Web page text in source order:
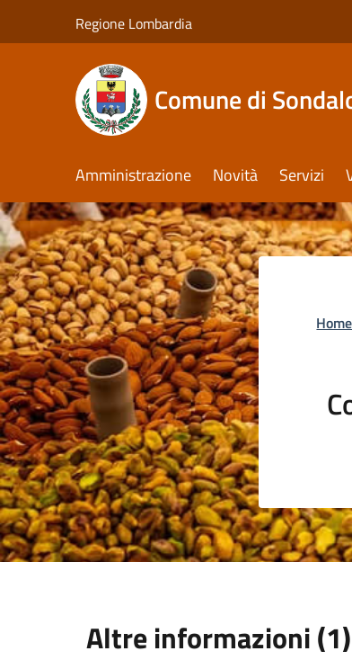
Regione Lombardia
Comune di
Amministrazione Novità Servizi
Home
Altre informazioni (1)